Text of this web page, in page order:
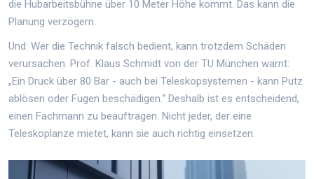
die Hubarbeitsbühne über 10 Meter Höhe kommt. Das kann die
Planung verzögern.
Und: Wer die Technik falsch bedient, kann trotzdem Schäden
verursachen. Prof. Klaus Schmidt von der TU München warnt:
„Ein Druck über 80 Bar - auch bei Teleskopsystemen - kann Putz
ablösen oder Fugen beschädigen.“ Deshalb ist es entscheidend,
einen Fachmann zu beauftragen. Nicht jeder, der eine
Teleskoplanze mietet, kann sie auch richtig einsetzen.